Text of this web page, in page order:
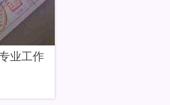
业工作